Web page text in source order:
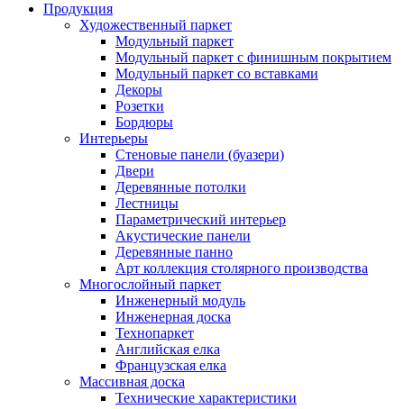
Продукция
Художественный паркет
Модульный паркет
Модульный паркет с финишным покрытием
Модульный паркет со вставками
Декоры
Розетки
Бордюры
Интерьеры
Стеновые панели (буазери)
Двери
Деревянные потолки
Лестницы
Параметрический интерьер
Акустические панели
Деревянные панно
Арт коллекция столярного производства
Многослойный паркет
Инженерный модуль
Инженерная доска
Технопаркет
Английская елка
Французская елка
Массивная доска
Технические характеристики